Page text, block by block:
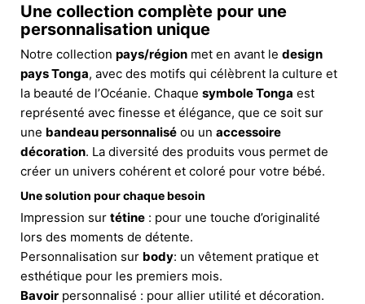
Une collection complète pour une
personnalisation unique
Notre collection pays/région met en avant le design
pays Tonga, avec des motifs qui célèbrent la culture et
la beauté de l’Océanie. Chaque symbole Tonga est
représenté avec finesse et élégance, que ce soit sur
une bandeau personnalisé ou un accessoire
décoration. La diversité des produits vous permet de
créer un univers cohérent et coloré pour votre bébé.
Une solution pour chaque besoin
Impression sur tétine : pour une touche d’originalité
lors des moments de détente.
Personnalisation sur body: un vêtement pratique et
esthétique pour les premiers mois.
Bavoir personnalisé : pour allier utilité et décoration.